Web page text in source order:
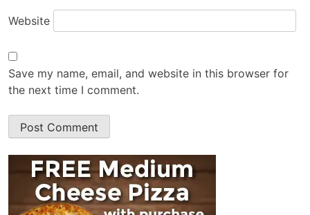
Website
Save my name, email, and website in this browser for
the next time I comment.